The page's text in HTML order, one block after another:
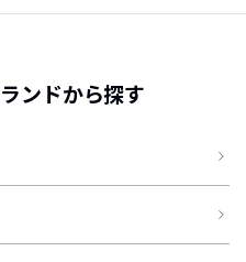
ンドから探す